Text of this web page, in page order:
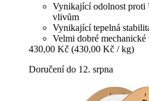
Vynikající odolnost proti
vlivům
Vynikající tepelná
Velmi dobré mechanické
430,00 Kč (430,00 Kč / kg)
Doručení do 12. srpna